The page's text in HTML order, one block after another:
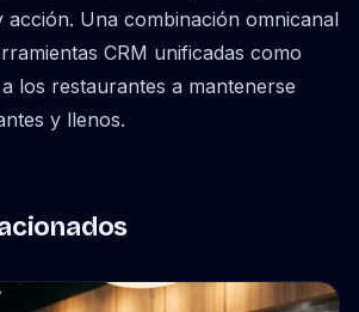
acción. Una combinación omnicanal
CRM unificadas como
los restaurantes a mantenerse
y llenos.